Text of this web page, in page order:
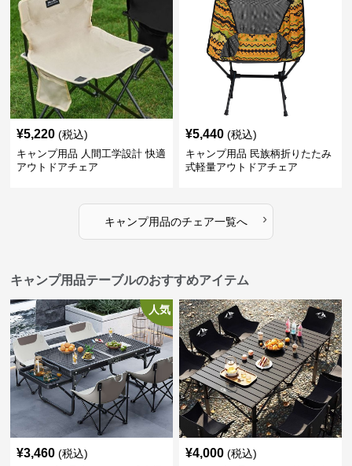
¥5,220 (税込)
キャンプ用品 人間工学設計 快適
アウトドアチェア
¥5,440 (税込)
キャンプ用品 民族柄折りたたみ
式軽量アウトドアチェア
キャンプ用品のチェア一覧へ ›
キャンプ用品テーブルのおすすめアイテム
人気
¥3,460 (税込) ¥4,000 (税込)